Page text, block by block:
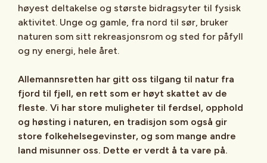
høyest deltakelse og største bidragsyter til fysisk
aktivitet. Unge og gamle, fra nord til sør, bruker
naturen som sitt rekreasjonsrom og sted for påfyll
og ny energi, hele året.
Allemannsretten har gitt oss tilgang til natur fra
fjord til fjell, en rett som er høyt skattet av de
fleste. Vi har store muligheter til ferdsel, opphold
og høsting i naturen, en tradisjon som også gir
store folkehelsegevinster, og som mange andre
land misunner oss. Dette er verdt å ta vare på.